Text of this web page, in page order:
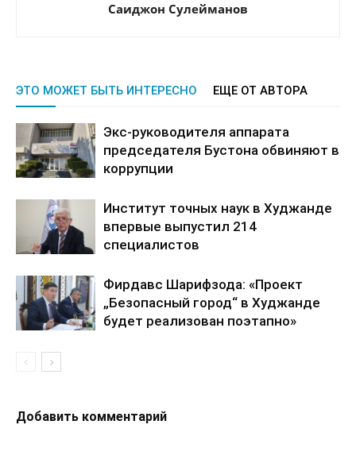
Саиджон Сулейманов
ЭТО МОЖЕТ БЫТЬ ИНТЕРЕСНО ЕЩЕ ОТ АВТОРА
Экс-руководителя аппарата
председателя Бустона обвиняют в
коррупции
Институт точных наук в Худжанде
впервые выпустил 214
специалистов
Фирдавс Шарифзода: «Проект
„Безопасный город“ в Худжанде
будет реализован поэтапно»
Добавить комментарий